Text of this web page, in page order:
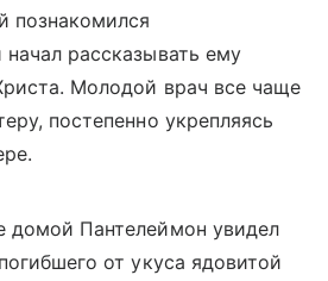
познакомился
рассказывать ему
Молодой врач все чаще
постепенно укрепляясь
домой Пантелеймон увидел
от укуса ядовитой